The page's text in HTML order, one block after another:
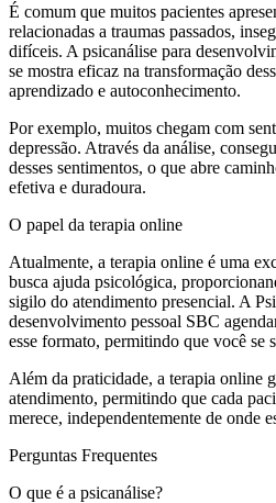
É comum que muitos pacientes
relacionadas a traumas passados,
difíceis. A psicanálise para
se mostra eficaz na transformação
aprendizado e autoconhecimento.
Por exemplo, muitos chegam com
depressão. Através da análise,
desses sentimentos, o que abre
efetiva e duradoura.
O papel da terapia online
Atualmente, a terapia online é uma
busca ajuda psicológica,
sigilo do atendimento presencial. A
desenvolvimento pessoal SBC
esse formato, permitindo que você se
Além da praticidade, a terapia online
atendimento, permitindo que cada
merece, independentemente de onde
Perguntas Frequentes
O que é a psicanálise?